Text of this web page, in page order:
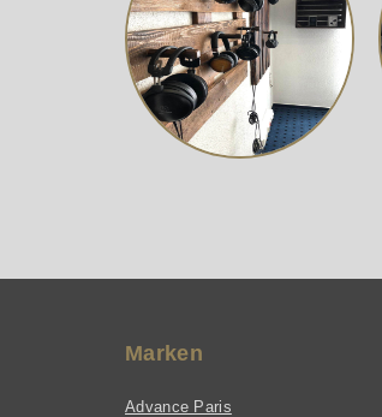
Marken
Advance Paris